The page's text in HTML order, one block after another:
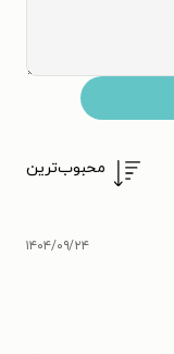
محبوب‌ترین
۱۴۰۴/۰۹/۲۴